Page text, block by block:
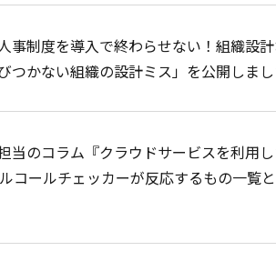
事制度を導入で終わらせない！組織設
つかない組織の設計ミス」を公開しまし
当のコラム『クラウドサービスを利用
コールチェッカーが反応するもの一覧